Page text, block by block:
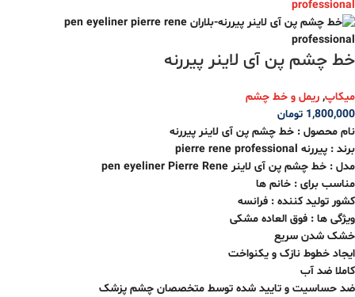
خط چشم پن آی لاینر پیررنه
میکاپ, ریمل و خط چشم
1,800,000 تومان
نام محصول : خط چشم پن آی لاینر پیررنه
برند : پیررنه pierre rene professional
مدل : خط چشم پن آی لاینر pen eyeliner Pierre Rene
مناسب برای : خانم ها
کشور تولید کننده : فرانسه
ویژگی ها : فوق العاده مشکی
خشک شدن سریع
ایجاد خطوط نازک و یکنواخت
کاملا ضد آب
ضد حساسیت و تایید شده توسط متخصصان چشم پزشک